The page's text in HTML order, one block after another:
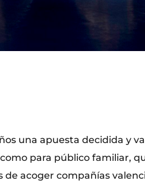
una apuesta decidida y
para público familiar,
de acoger compañías